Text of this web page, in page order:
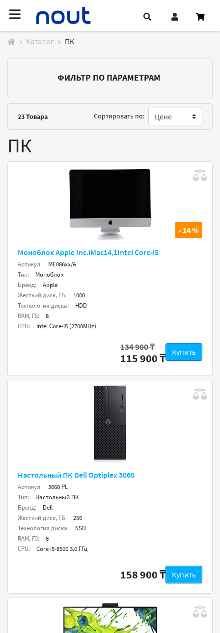
Каталог ПК
ФИЛЬТР ПО ПАРАМЕТРАМ
23Товара Сортировать по:
ПК
- 14 %
Моноблок Apple Inc.iMac14,1Intel Core-i5
Артикул:
ME086xx/A
Тип:
Моноблок
Бренд:
Apple
Жесткий диск, ГБ:
1000
Технология диска:
HDD
RAM, Гб:
8
CPU:
Intel Core-i5 (2700MHz)
134 900 ₸
115 900 ₸ Купить
Настольный ПК Dell Optiplex 3060
Артикул:
3060 PL
Тип:
Настольный ПК
Бренд:
Dell
Жесткий диск, ГБ:
256
Технология диска:
SSD
RAM, Гб:
8
CPU:
Core i5-8500 3.0 ГГц
158 900 ₸ Купить